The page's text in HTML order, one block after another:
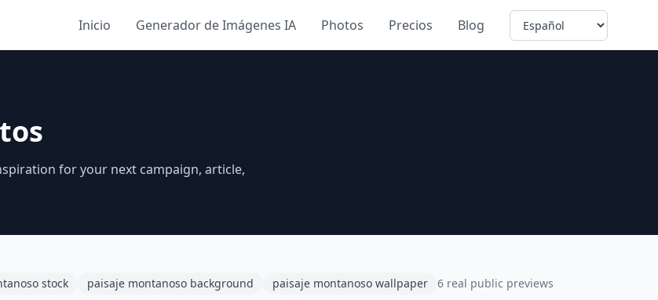
Inicio Generador de Imágenes IA Photos Precios Blog Language
for your next campaign, article,
stock paisaje montanoso background paisaje montanoso wallpaper 6 real public previews